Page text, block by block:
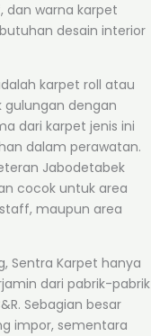
dan warna karpet
desain interior
karpet roll atau
dengan
dari karpet jenis ini
dalam perawatan.
Jabodetabek
cocok untuk area
maupun area
Sentra Karpet hanya
dari pabrik-pabrik
Sebagian besar
impor, sementara